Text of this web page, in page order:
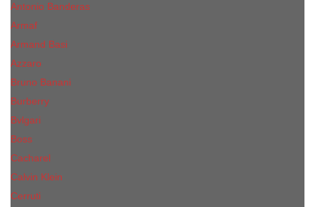
Antonio Banderas
Armaf
Armand Basi
Azzaro
Bruno Banani
Burberry
Bvlgari
Boss
Cacharel
Calvin Klein
Cerruti